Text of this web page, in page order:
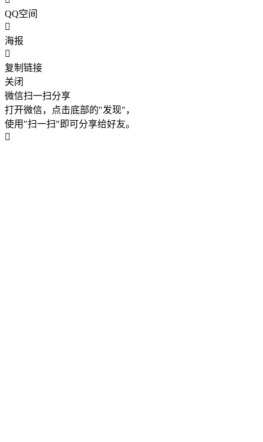
QQ空间
海报
复制链接
关闭
微信扫一扫分享
打开微信，点击底部的"发现"，
使用"扫一扫"即可分享给好友。